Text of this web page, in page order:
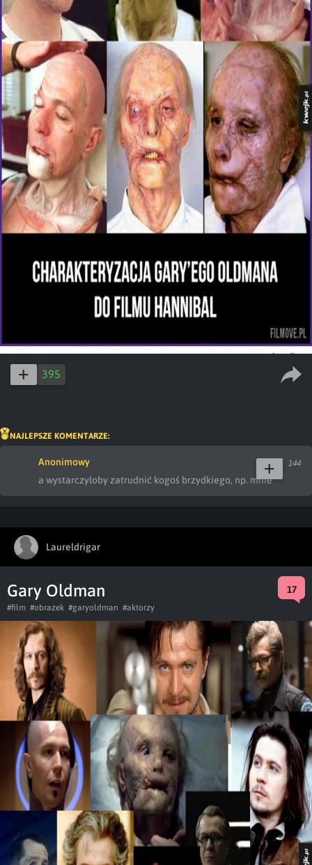
395
NAJLEPSZE KOMENTARZE:
Anonimowy
a wystarczyłoby zatrudnić kogoś brzydkiego, np. mnie
144
Laureldrigar
Gary Oldman 17
#film #obrazek #garyoldman #aktorzy